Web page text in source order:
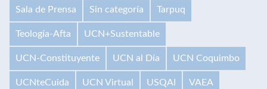
Sala de Prensa Sin categoría Tarpuq
Teología-Afta UCN+Sustentable
UCN-Constituyente UCN al Día UCN Coquimbo
UCNteCuida UCN Virtual USQAI VAEA